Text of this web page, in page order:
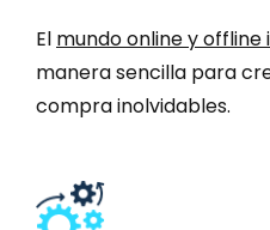
El mundo online y
manera sencilla para
compra inolvidables.